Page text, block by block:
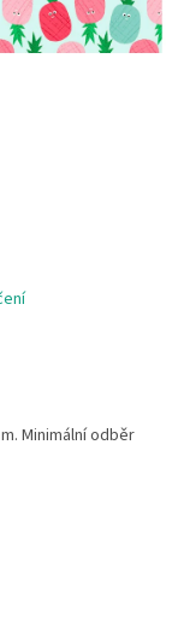
Minimální odběr